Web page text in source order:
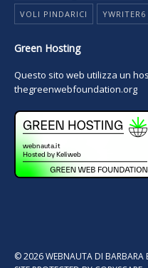
VOLI PINDARICI YWRITER6
Green Hosting
Questo sito web utilizza un
thegreenwebfoundation.org
© 2026 WEBNAUTA DI BARBARA